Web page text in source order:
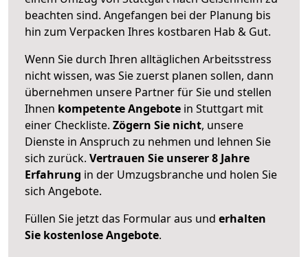
beachten sind. Angefangen bei der Planung bis
hin zum Verpacken Ihres kostbaren Hab & Gut.
Wenn Sie durch Ihren alltäglichen Arbeitsstress
nicht wissen, was Sie zuerst planen sollen, dann
übernehmen unsere Partner für Sie und stellen
Ihnen kompetente Angebote in Stuttgart mit
einer Checkliste. Zögern Sie nicht, unsere
Dienste in Anspruch zu nehmen und lehnen Sie
sich zurück. Vertrauen Sie unserer 8 Jahre
Erfahrung in der Umzugsbranche und holen Sie
sich Angebote.
Füllen Sie jetzt das Formular aus und erhalten
Sie kostenlose Angebote.